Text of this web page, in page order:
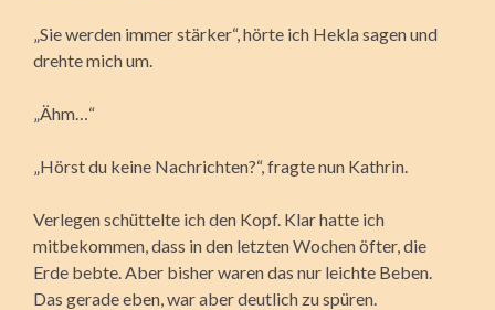
„Sie werden immer stärker“, hörte ich Hekla sagen und
drehte mich um.
„Ähm…“
„Hörst du keine Nachrichten?“, fragte nun Kathrin.
Verlegen schüttelte ich den Kopf. Klar hatte ich
mitbekommen, dass in den letzten Wochen öfter, die
Erde bebte. Aber bisher waren das nur leichte Beben.
Das gerade eben, war aber deutlich zu spüren.